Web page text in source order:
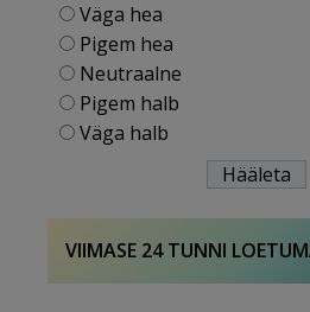
Väga hea
Pigem hea
Neutraalne
Pigem halb
Väga halb
VIIMASE 24 TUNNI